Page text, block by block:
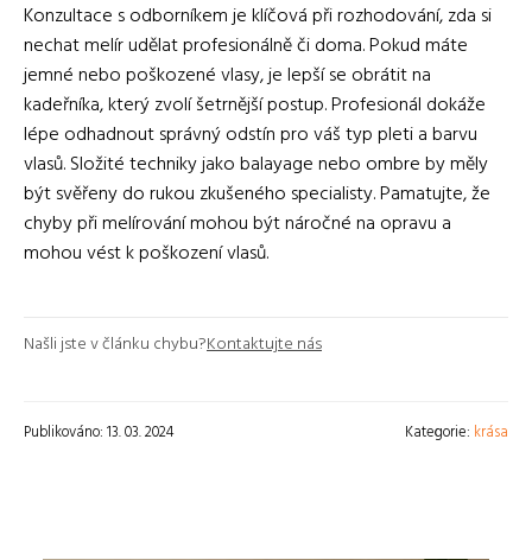
Konzultace s odborníkem je klíčová při rozhodování, zda si
nechat melír udělat profesionálně či doma. Pokud máte
jemné nebo poškozené vlasy, je lepší se obrátit na
kadeřníka, který zvolí šetrnější postup. Profesionál dokáže
lépe odhadnout správný odstín pro váš typ pleti a barvu
vlasů. Složité techniky jako balayage nebo ombre by měly
být svěřeny do rukou zkušeného specialisty. Pamatujte, že
chyby při melírování mohou být náročné na opravu a
mohou vést k poškození vlasů.
Našli jste v článku chybu?Kontaktujte nás
Publikováno: 13. 03. 2024 Kategorie: krása